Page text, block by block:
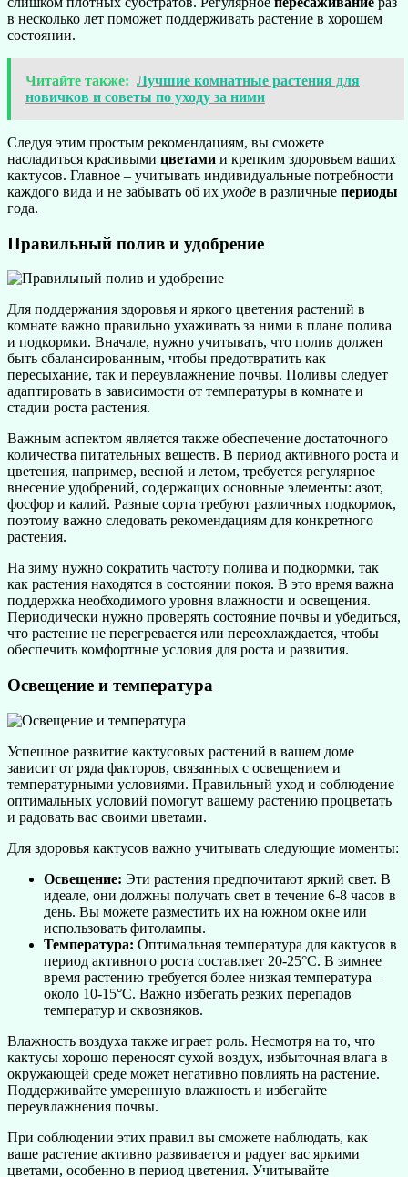
в несколько лет поможет поддерживать растение в хорошем
состоянии.
Читайте также: Лучшие комнатные растения для
новичков и советы по уходу за ними
Следуя этим простым рекомендациям, вы сможете
насладиться красивыми цветами и крепким здоровьем ваших
кактусов. Главное – учитывать индивидуальные потребности
каждого вида и не забывать об их уходе в различные периоды
года.
Правильный полив и удобрение
Для поддержания здоровья и яркого цветения растений в
комнате важно правильно ухаживать за ними в плане полива
и подкормки. Вначале, нужно учитывать, что полив должен
быть сбалансированным, чтобы предотвратить как
пересыхание, так и переувлажнение почвы. Поливы следует
адаптировать в зависимости от температуры в комнате и
стадии роста растения.
Важным аспектом является также обеспечение достаточного
количества питательных веществ. В период активного роста и
цветения, например, весной и летом, требуется регулярное
внесение удобрений, содержащих основные элементы: азот,
фосфор и калий. Разные сорта требуют различных подкормок,
поэтому важно следовать рекомендациям для конкретного
растения.
На зиму нужно сократить частоту полива и подкормки, так
как растения находятся в состоянии покоя. В это время важна
поддержка необходимого уровня влажности и освещения.
Периодически нужно проверять состояние почвы и убедиться,
что растение не перегревается или переохлаждается, чтобы
обеспечить комфортные условия для роста и развития.
Освещение и температура
Успешное развитие кактусовых растений в вашем доме
зависит от ряда факторов, связанных с освещением и
температурными условиями. Правильный уход и соблюдение
оптимальных условий помогут вашему растению процветать
и радовать вас своими цветами.
Для здоровья кактусов важно учитывать следующие моменты:
Освещение: Эти растения предпочитают яркий свет. В
идеале, они должны получать свет в течение 6-8 часов в
день. Вы можете разместить их на южном окне или
использовать фитолампы.
Температура: Оптимальная температура для кактусов в
период активного роста составляет 20-25°C. В зимнее
время растению требуется более низкая температура –
около 10-15°C. Важно избегать резких перепадов
температур и сквозняков.
Влажность воздуха также играет роль. Несмотря на то, что
кактусы хорошо переносят сухой воздух, избыточная влага в
окружающей среде может негативно повлиять на растение.
Поддерживайте умеренную влажность и избегайте
переувлажнения почвы.
При соблюдении этих правил вы сможете наблюдать, как
ваше растение активно развивается и радует вас яркими
цветами, особенно в период цветения. Учитывайте